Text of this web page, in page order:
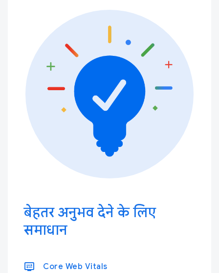
बेहतर अनुभव देने के लिए
समाधान
display_settings Core Web Vitals